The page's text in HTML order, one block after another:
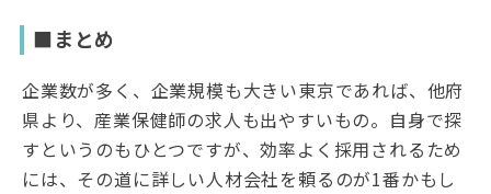
■まとめ
企業数が多く、企業規模も大きい東京であれば、他府
県より、産業保健師の求人も出やすいもの。自身で探
すというのもひとつですが、効率よく採用されるため
には、その道に詳しい人材会社を頼るのが1番かもし